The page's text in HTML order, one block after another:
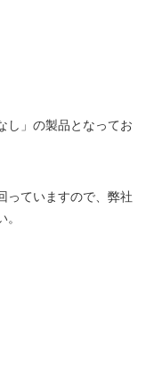
し」の製品となってお
っていますので、弊社